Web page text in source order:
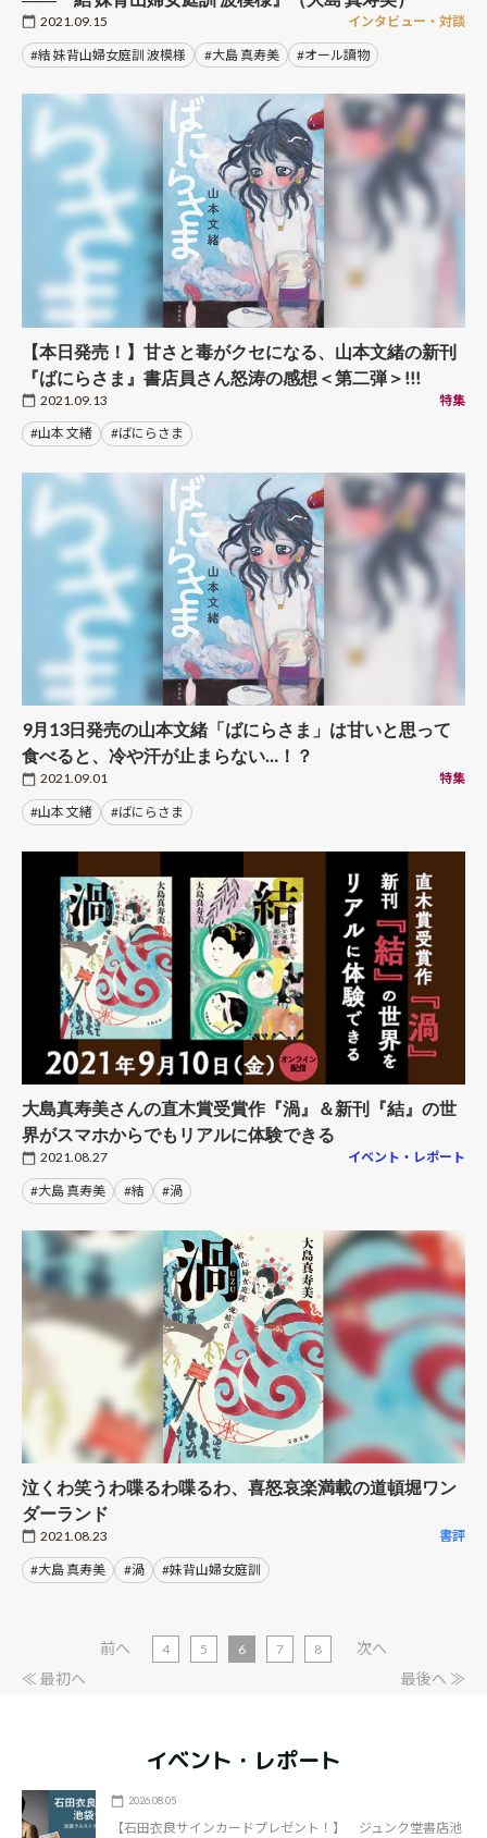
2021.09.15 インタビュー・対談
#結 妹背山婦女庭訓 波模様 #大島 真寿美 #オール讀物
【本日発売！】甘さと毒がクセになる、山本文緒の新刊
『ばにらさま』書店員さん怒涛の感想＜第二弾＞!!!
2021.09.13 特集
#山本 文緒 #ばにらさま
9月13日発売の山本文緒「ばにらさま」は甘いと思って
食べると、冷や汗が止まらない…！？
2021.09.01 特集
#山本 文緒 #ばにらさま
大島真寿美さんの直木賞受賞作『渦』＆新刊『結』の世
界がスマホからでもリアルに体験できる
2021.08.27 イベント・レポート
#大島 真寿美 #結 #渦
泣くわ笑うわ喋るわ喋るわ、喜怒哀楽満載の道頓堀ワン
ダーランド
2021.08.23 書評
#大島 真寿美 #渦 #妹背山婦女庭訓
≪ 最初へ
前へ 4 5 6 7 8
次へ
最後へ ≫
イベント・レポート
2026.08.05
【石田衣良サインカードプレゼント！】 ジュンク堂書店池